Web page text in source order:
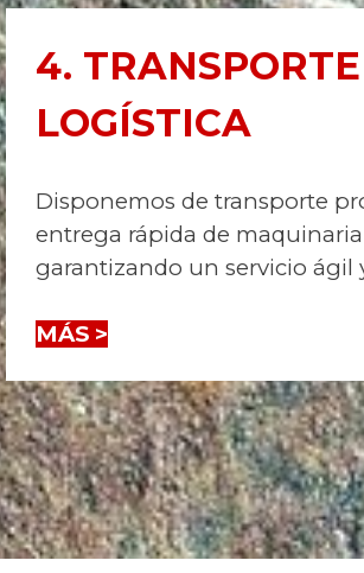
4.
LOGÍSTICA
Disponemos de transporte
entrega rápida de maquinaria
garantizando un servicio ágil
MÁS >